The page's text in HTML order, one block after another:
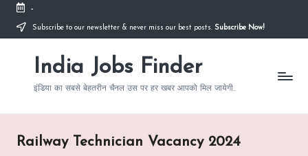
Skip
-
Subscribe to our newsletter & never miss our best posts. Subscribe Now!
India Jobs Finder
इंडिया का सबसे बेहतरीन चैनल उस पर हर खबर आपको मिल जायेगी..
Railway Technician Vacancy 2024